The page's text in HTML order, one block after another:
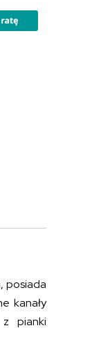
posiada
kanały
z pianki